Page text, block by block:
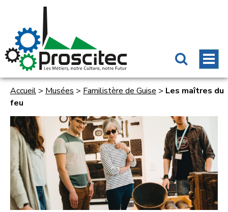
Accueil > Musées > Familistère de Guise > Les maîtres du
feu